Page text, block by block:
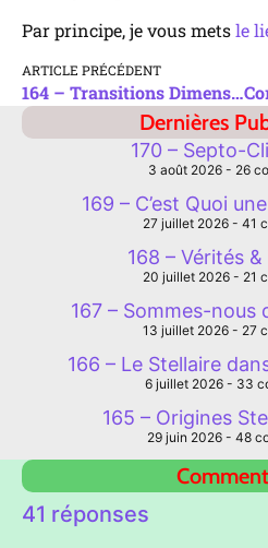
Par principe, je vous metsle
ARTICLE PRÉCÉDENT
164 – Transitions Dimensionnelles
Dernières
170 – Septo-
3 août 2026 26
169 – C’est Quoi
27 juillet 2026 41
168 – Vérités
20 juillet 2026 21
167 – Sommes-nous
13 juillet 2026 27
166 – Le Stellaire
6 juillet 2026 33
165 – Origines
29 juin 2026 48
41 réponses